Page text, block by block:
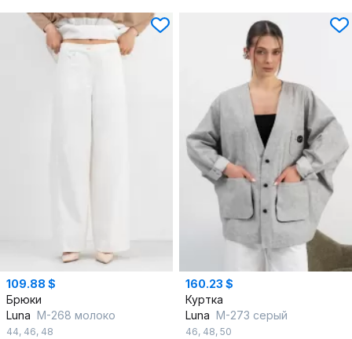
109.88 $
Брюки
Luna М-268 молоко
44, 46, 48
160.23 $
Куртка
Luna М-273 серый
46, 48, 50